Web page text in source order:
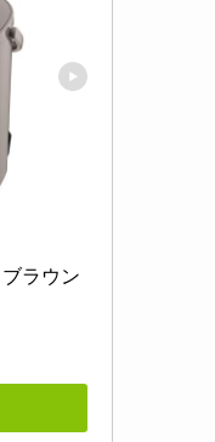
ラウン